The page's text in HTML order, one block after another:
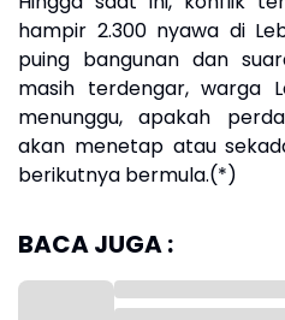
hampir 2.300 nyawa di
puing bangunan dan
masih terdengar, warga
menunggu, apakah
akan menetap atau
berikutnya bermula.(*)
BACA JUGA :